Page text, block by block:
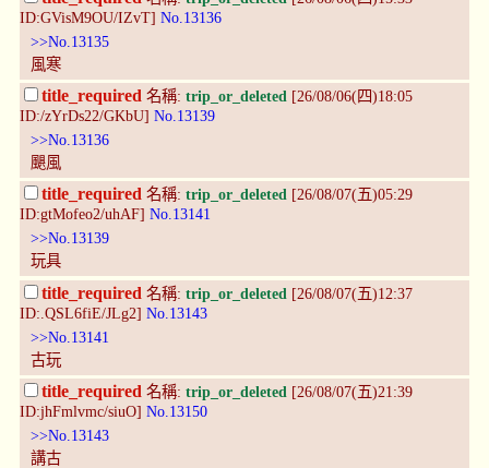
ID:GVisM9OU/IZvT] No.13136
>>No.13135
風寒
title_required 名稱: trip_or_deleted [26/08/06(四)18:05
ID:/zYrDs22/GKbU] No.13139
>>No.13136
颶風
title_required 名稱: trip_or_deleted [26/08/07(五)05:29
ID:gtMofeo2/uhAF] No.13141
>>No.13139
玩具
title_required 名稱: trip_or_deleted [26/08/07(五)12:37
ID:.QSL6fiE/JLg2] No.13143
>>No.13141
古玩
title_required 名稱: trip_or_deleted [26/08/07(五)21:39
ID:jhFmlvmc/siuO] No.13150
>>No.13143
講古